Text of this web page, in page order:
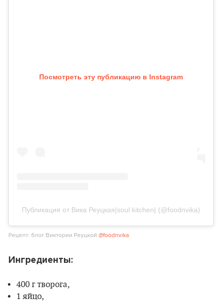
Посмотреть эту публикацию в Instagram
Публикация от Вика Реуцкая|soul kitchen| (@foodnvika)
Рецепт: блог Виктории Реуцкой @foodnvika.
Ингредиенты:
400 г творога,
1 яйцо,